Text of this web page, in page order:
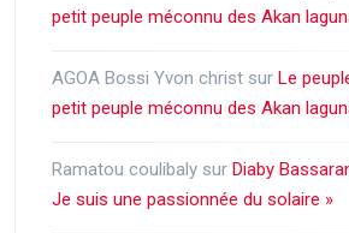
petit peuple méconnu des Akan
AGOA Bossi Yvon christ sur Le
petit peuple méconnu des Akan
Ramatou coulibaly sur Diaby
Je suis une passionnée du solaire »